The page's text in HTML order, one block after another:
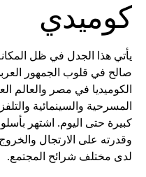
كوميدي
يأتي هذا الجدل في ظل
صالح في قلوب الجمهور
الكوميديا في مصر والعالم
المسرحية والسينمائية
كبيرة حتى اليوم. اشتهر
وقدرته على الارتجال
لدى مختلف شرائح المجتمع.